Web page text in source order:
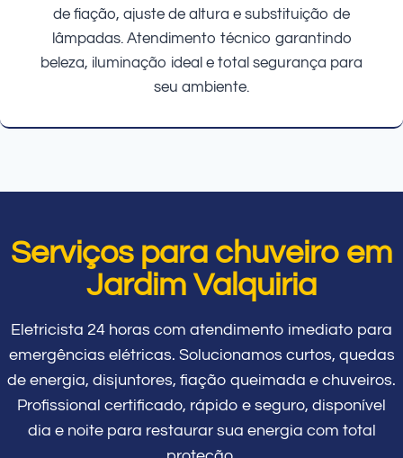
de fiação, ajuste de altura e substituição de
lâmpadas. Atendimento técnico garantindo
beleza, iluminação ideal e total segurança para
seu ambiente.
Serviços para chuveiro em
Jardim Valquiria
Eletricista 24 horas com atendimento imediato para
emergências elétricas. Solucionamos curtos, quedas
de energia, disjuntores, fiação queimada e chuveiros.
Profissional certificado, rápido e seguro, disponível
dia e noite para restaurar sua energia com total